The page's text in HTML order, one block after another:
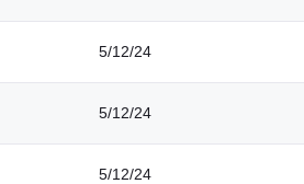
5/12/24
5/12/24
5/12/24